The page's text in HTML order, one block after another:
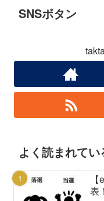
SNSボタン
よく読まれてい
表